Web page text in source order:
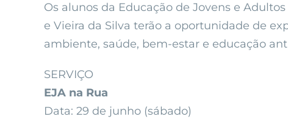
Os alunos da Educação de Jovens e
e Vieira da Silva terão a oportunidade de
ambiente, saúde, bem-estar e educação
SERVIÇO
EJA na Rua
Data: 29 de junho (sábado)